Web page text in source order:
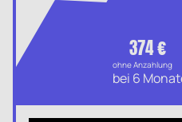
374 €
ohne Anzahlung
bei 6